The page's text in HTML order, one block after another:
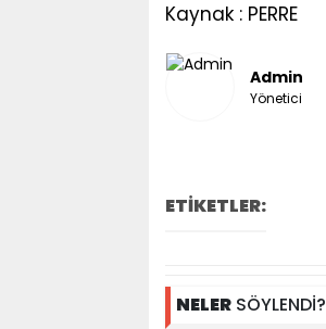
Kaynak : PERRE
Admin
Yönetici
ETİKETLER:
NELERSÖYLENDİ?